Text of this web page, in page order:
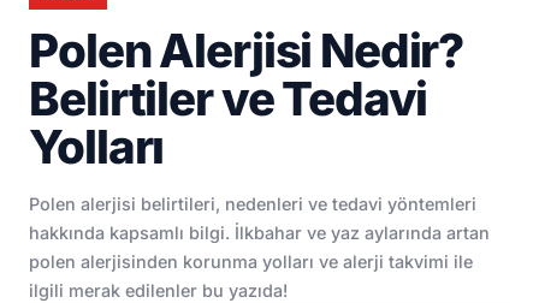
Polen Alerjisi Nedir?
Belirtiler ve Tedavi
Yolları
Polen alerjisi belirtileri, nedenleri ve tedavi yöntemleri
hakkında kapsamlı bilgi. İlkbahar ve yaz aylarında artan
polen alerjisinden korunma yolları ve alerji takvimi ile
ilgili merak edilenler bu yazıda!